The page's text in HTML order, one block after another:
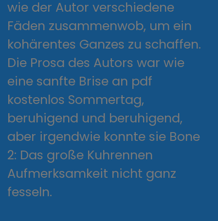
wie der Autor verschiedene
Fäden zusammenwob, um ein
kohärentes Ganzes zu schaffen.
Die Prosa des Autors war wie
eine sanfte Brise an pdf
kostenlos Sommertag,
beruhigend und beruhigend,
aber irgendwie konnte sie Bone
2: Das große Kuhrennen
Aufmerksamkeit nicht ganz
fesseln.